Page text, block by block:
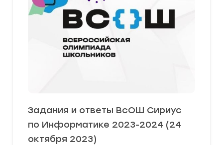
Задания и ответы ВсОШ Сириус
по Информатике 2023-2024 (24
октября 2023)